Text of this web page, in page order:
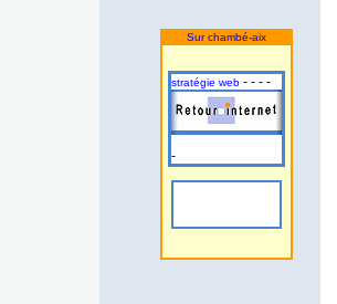
Sur chambé-aix
stratégie web - - - -
-